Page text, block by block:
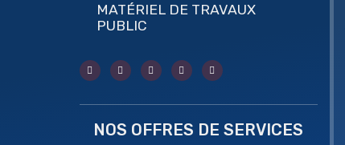
MATÉRIEL DE TRAVAUX
PUBLIC
NOS OFFRES DE SERVICES